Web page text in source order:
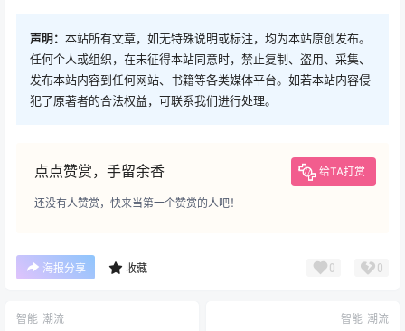
声明： 本站所有文章，如无特殊说明或标注，均为本站原创发布。
任何个人或组织，在未征得本站同意时，禁止复制、盗用、采集、
发布本站内容到任何网站、书籍等各类媒体平台。如若本站内容侵
犯了原著者的合法权益，可联系我们进行处理。
点点赞赏，手留余香 给TA打赏
还没有人赞赏，快来当第一个赞赏的人吧！
海报分享 收藏 0 0
智能 潮流 智能 潮流